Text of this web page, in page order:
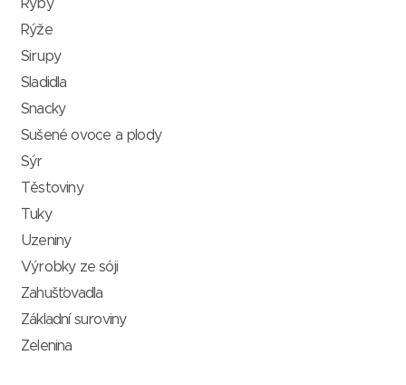
Ryby
Rýže
Sirupy
Sladidla
Snacky
Sušené ovoce a plody
Sýr
Těstoviny
Tuky
Uzeniny
Výrobky ze sóji
Zahušťovadla
Základní suroviny
Zelenina